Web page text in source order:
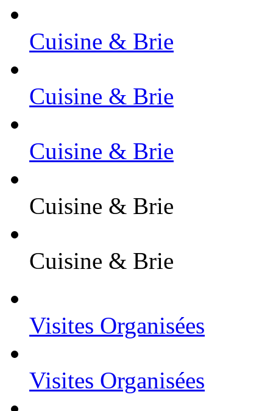
Cuisine & Brie
Cuisine & Brie
Cuisine & Brie
Cuisine & Brie
Cuisine & Brie
Visites Organisées
Visites Organisées